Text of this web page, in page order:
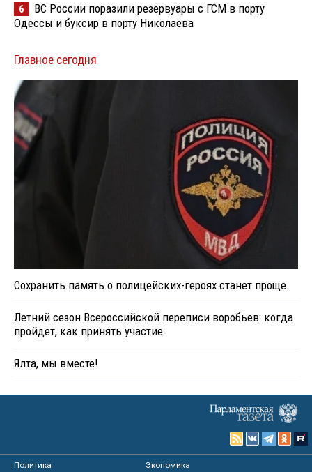
6
ВС России поразили резервуары с ГСМ в порту
Одессы и буксир в порту Николаева
Главное сегодня
Сохранить память о полицейских-героях станет проще
Летний сезон Всероссийской переписи воробьев: когда
пройдет, как принять участие
Ялта, мы вместе!
Политика
Экономика